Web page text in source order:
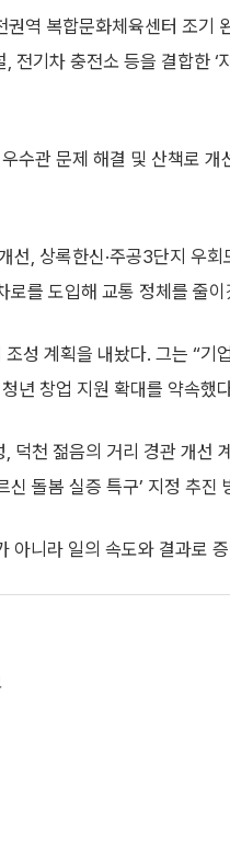
권역 복합문화체육센터 조기
전기차 충전소 등을 결합한 ‘
수관 문제 해결 및 산책로 개
선, 상록한신·주공3단지 우
로를 도입해 교통 정체를 줄
성 계획을 내놨다. 그는 “기
년 창업 지원 확대를 약속했
덕천 젊음의 거리 경관 개선
돌봄 실증 특구’ 지정 추진
아니라 일의 속도와 결과로